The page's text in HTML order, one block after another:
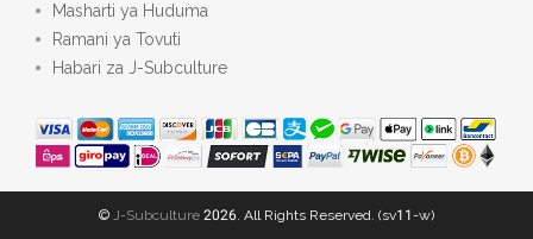
Masharti ya Huduma
Ramani ya Tovuti
Habari za J-Subculture
© J-Subculture 2026. All Rights Reserved. (sv11-w)